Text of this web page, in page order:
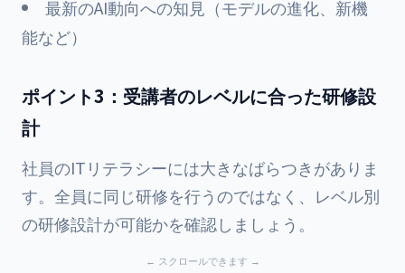
最新のAI動向への知見（モデルの進化、新機
能など）
ポイント3：受講者のレベルに合った研修設
計
社員のITリテラシーには大きなばらつきがありま
す。全員に同じ研修を行うのではなく、レベル別
の研修設計が可能かを確認しましょう。